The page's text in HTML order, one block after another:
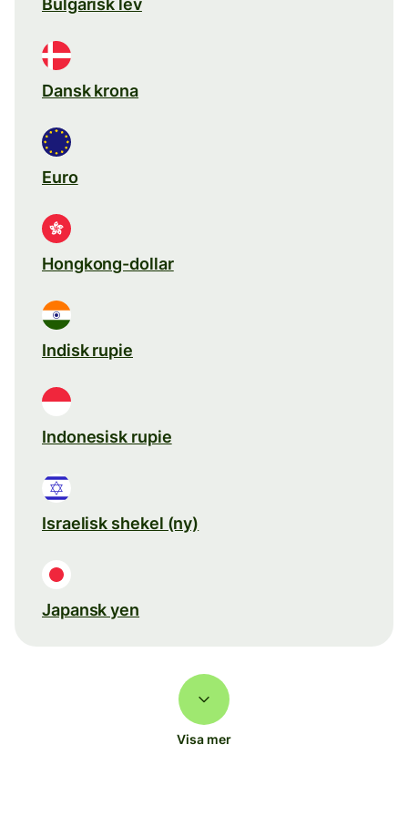
Bulgarisk lev
Dansk krona
Euro
Hongkong-dollar
Indisk rupie
Indonesisk rupie
Israelisk shekel (ny)
Japansk yen
Visa mer